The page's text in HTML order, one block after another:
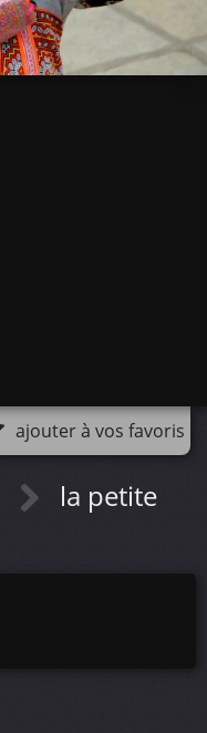
ajouter à vos favoris
la petite